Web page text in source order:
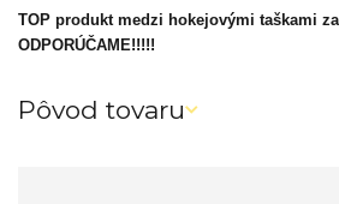
TOP produkt medzi hokejovými taškami
ODPORÚČAME!!!!!
Pôvod tovaru